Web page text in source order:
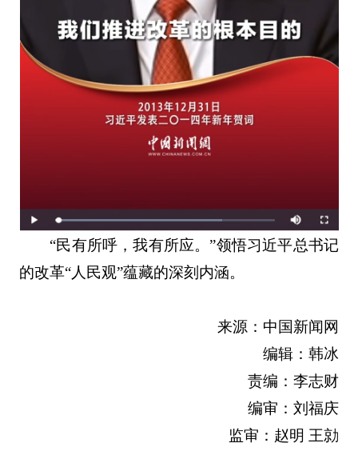
“民有所呼，我有所应。”领悟习近平总书记
的改革“人民观”蕴藏的深刻内涵。
来源：中国新闻网
编辑：韩冰
责编：李志财
编审：刘福庆
监审：赵明 王勍